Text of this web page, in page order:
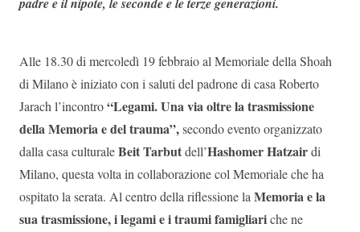
Alle 18.30 di mercoledì 19 febbraio al Memoriale della Shoah
di Milano è iniziato con i saluti del padrone di casa Roberto
Jarach l’incontro“Legami. Una via oltre la trasmissione
della Memoria e del trauma”,secondo evento organizzato
dalla casa culturaleBeit Tarbutdell’Hashomer Hatzairdi
Milano, questa volta in collaborazione col Memoriale che ha
ospitato la serata. Al centro della riflessione laMemoria e la
sua trasmissione, i legami e i traumi famigliariche ne